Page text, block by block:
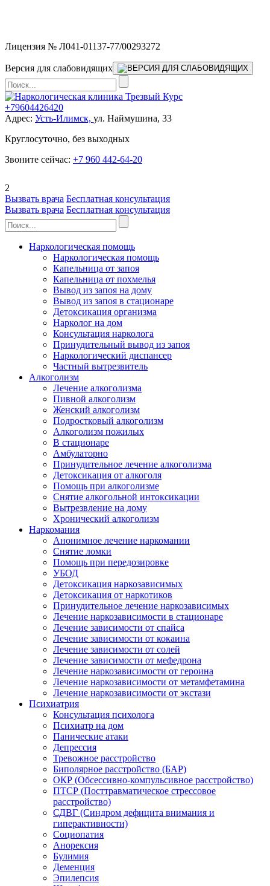
Лицензия № Л041-01137-77/00293272
Версия для слабовидящих
+79604426420
Адрес: Усть-Илимск, ул. Наймушина, 33
Круглосуточно, без выходных
Звоните сейчас: +7 960 442-64-20
2
Вызвать врача Бесплатная консультация
Вызвать врача Бесплатная консультация
Наркологическая помощь
Наркологическая помощь
Капельница от запоя
Капельница от похмелья
Вывод из запоя на дому
Вывод из запоя в стационаре
Детоксикация организма
Нарколог на дом
Консультация нарколога
Принудительный вывод из запоя
Наркологический диспансер
Частный вытрезвитель
Алкоголизм
Лечение алкоголизма
Пивной алкоголизм
Женский алкоголизм
Подростковый алкоголизм
Алкоголизм пожилых
В стационаре
Амбулаторно
Принудительное лечение алкоголизма
Детоксикация от алкоголя
Помощь при алкоголизме
Снятие алкогольной интоксикации
Вытрезвление на дому
Хронический алкоголизм
Наркомания
Анонимное лечение наркомании
Снятие ломки
Помощь при передозировке
УБОД
Детоксикация наркозависимых
Детоксикация от наркотиков
Принудительное лечение наркозависимых
Лечение наркозависимости в стационаре
Лечение зависимости от спайса
Лечение зависимости от кокаина
Лечение зависимости от солей
Лечение зависимости от мефедрона
Лечение наркозависимости от героина
Лечение наркозависимости от метамфетамина
Лечение наркозависимости от экстази
Психиатрия
Консультация психолога
Психиатр на дом
Панические атаки
Депрессия
Тревожное расстройство
Биполярное расстройство (БАР)
ОКР (Обсессивно-компульсивное расстройство)
ПТСР (Посттравматическое стрессовое
расстройство)
СДВГ (Синдром дефицита внимания и
гиперактивности)
Социопатия
Анорексия
Булимия
Деменция
Эпилепсия